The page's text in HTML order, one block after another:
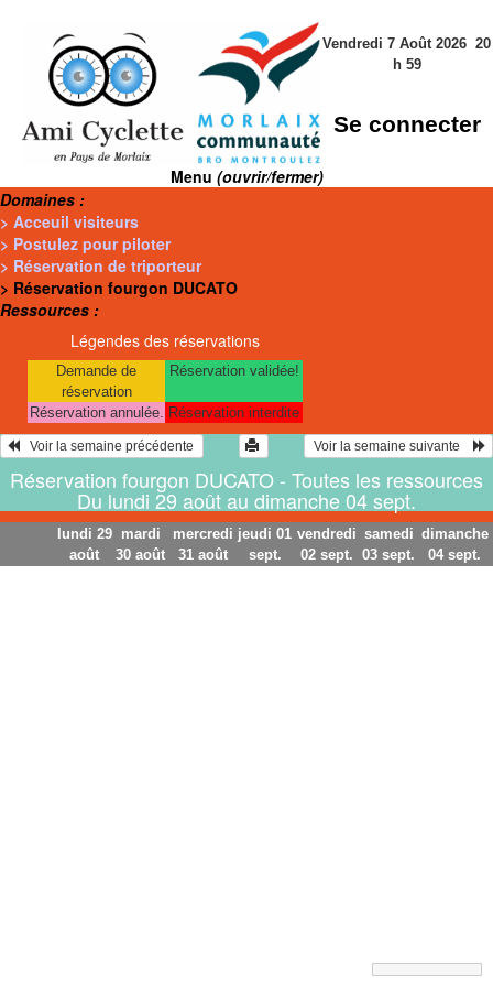
Vendredi 7 Août 2026 20
h 59
Se connecter
Menu (ouvrir/fermer)
Domaines :
> Acceuil visiteurs
> Postulez pour piloter
> Réservation de triporteur
> Réservation fourgon DUCATO
Ressources :
Légendes des réservations
Demande de
réservation
Réservation validée!
Réservation annulée. Réservation interdite
Voir la semaine suivante
Réservation fourgon DUCATO - Toutes les ressources
Du lundi 29 août au dimanche 04 sept.
lundi 29
août
mardi
30 août
mercredi
31 août
jeudi 01
sept.
vendredi
02 sept.
samedi
03 sept.
dimanche
04 sept.